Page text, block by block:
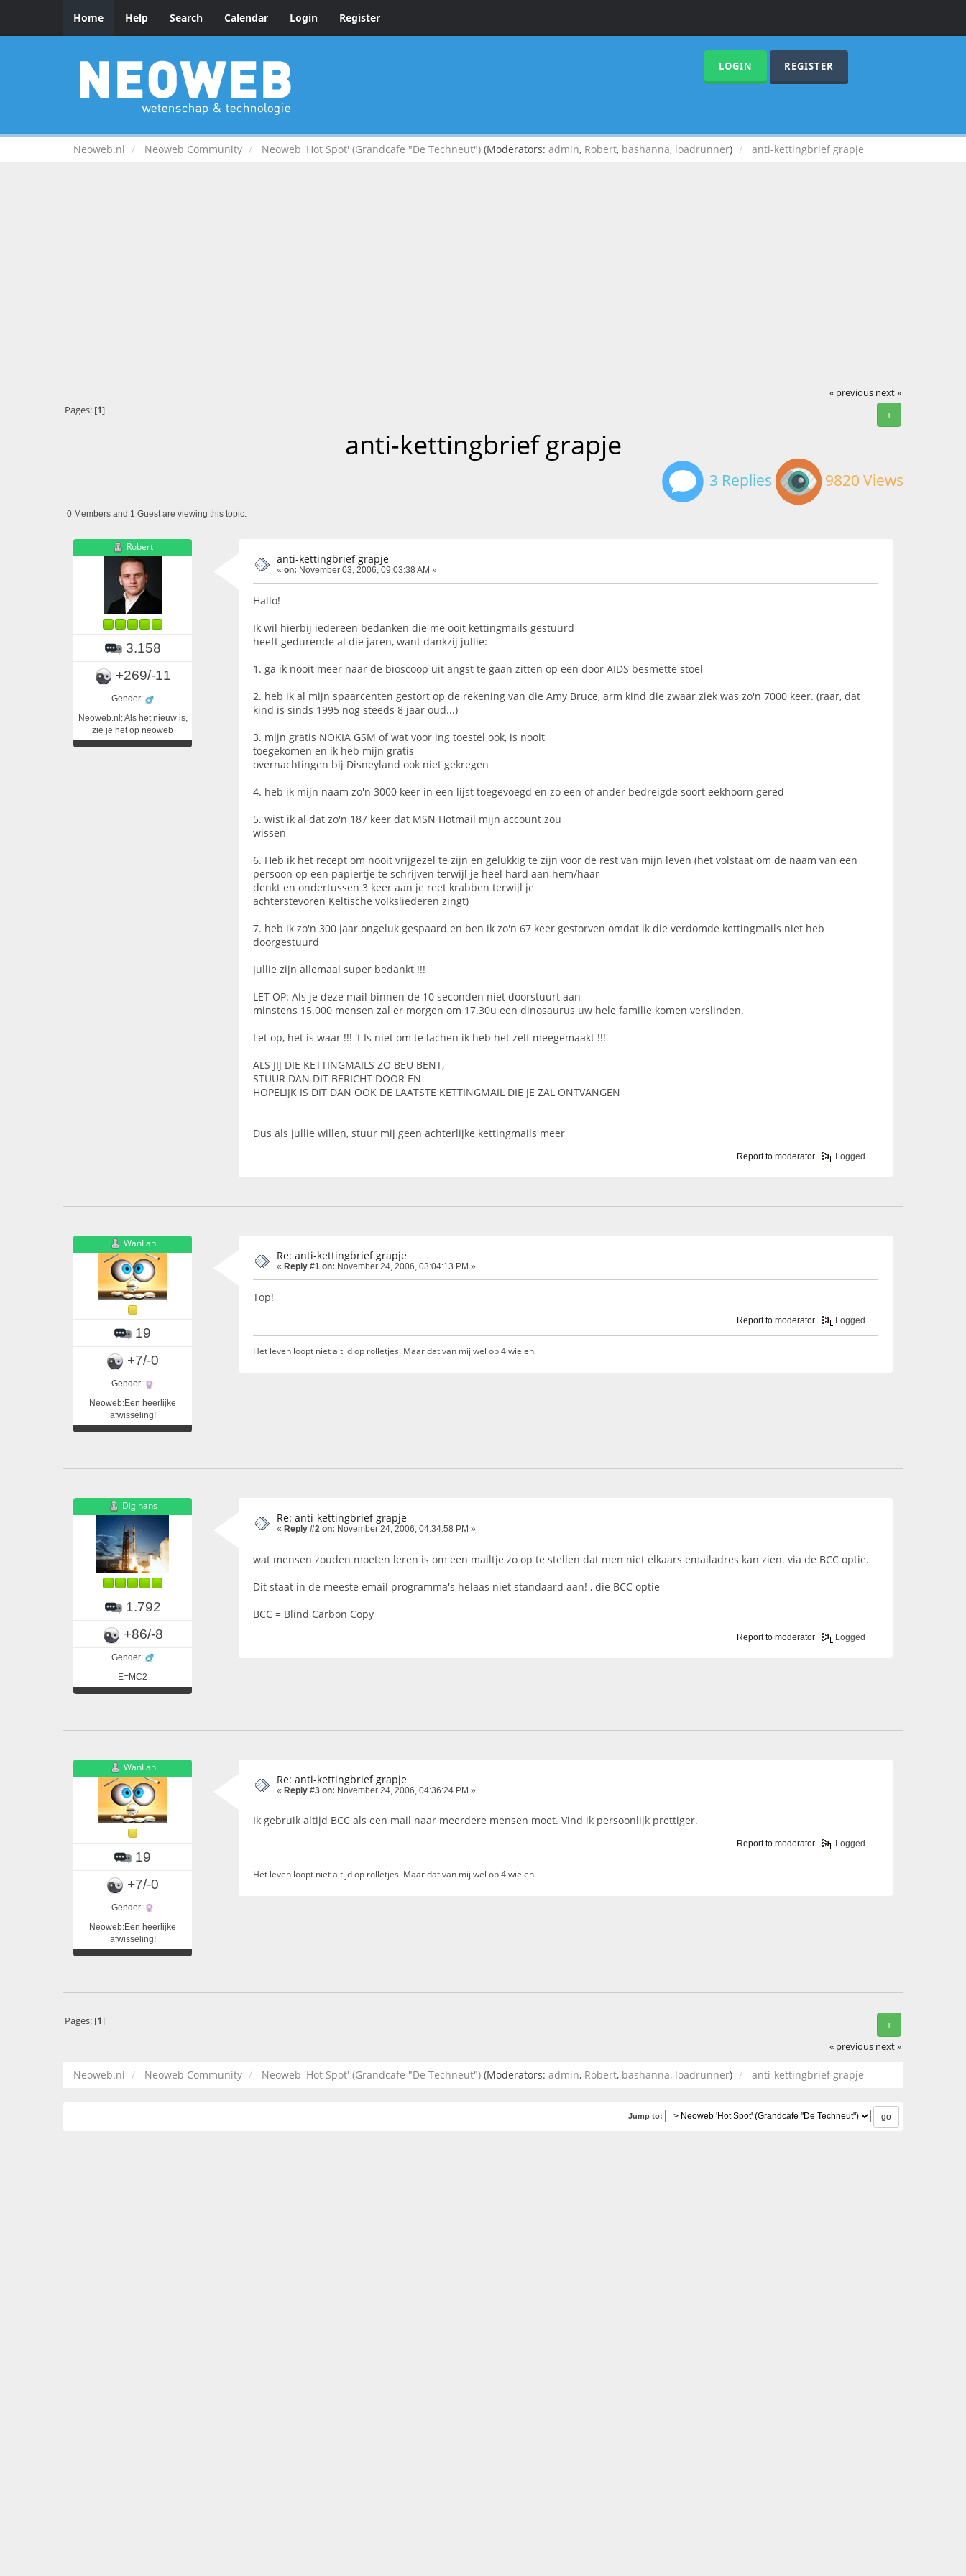
Home Help Search Calendar Login Register
LOGIN REGISTER
Neoweb.nl Neoweb Community Neoweb 'Hot Spot' (Grandcafe "De Techneut") (Moderators: admin, Robert, bashanna, loadrunner) anti-kettingbrief grapje
« previous next »
+
Pages: [1]
anti-kettingbrief grapje
3 Replies 9820 Views
0 Members and 1 Guest are viewing this topic.
Robert
3.158
+269/-11
Gender:
Neoweb.nl: Als het nieuw is,
zie je het op neoweb
anti-kettingbrief grapje
« on: November 03, 2006, 09:03:38 AM »
Hallo!
Ik wil hierbij iedereen bedanken die me ooit kettingmails gestuurd
heeft gedurende al die jaren, want dankzij jullie:
1. ga ik nooit meer naar de bioscoop uit angst te gaan zitten op een door AIDS besmette stoel
2. heb ik al mijn spaarcenten gestort op de rekening van die Amy Bruce, arm kind die zwaar ziek was zo'n 7000 keer. (raar, dat
kind is sinds 1995 nog steeds 8 jaar oud...)
3. mijn gratis NOKIA GSM of wat voor ing toestel ook, is nooit
toegekomen en ik heb mijn gratis
overnachtingen bij Disneyland ook niet gekregen
4. heb ik mijn naam zo'n 3000 keer in een lijst toegevoegd en zo een of ander bedreigde soort eekhoorn gered
5. wist ik al dat zo'n 187 keer dat MSN Hotmail mijn account zou
wissen
6. Heb ik het recept om nooit vrijgezel te zijn en gelukkig te zijn voor de rest van mijn leven (het volstaat om de naam van een
persoon op een papiertje te schrijven terwijl je heel hard aan hem/haar
denkt en ondertussen 3 keer aan je reet krabben terwijl je
achterstevoren Keltische volksliederen zingt)
7. heb ik zo'n 300 jaar ongeluk gespaard en ben ik zo'n 67 keer gestorven omdat ik die verdomde kettingmails niet heb
doorgestuurd
Jullie zijn allemaal super bedankt !!!
LET OP: Als je deze mail binnen de 10 seconden niet doorstuurt aan
minstens 15.000 mensen zal er morgen om 17.30u een dinosaurus uw hele familie komen verslinden.
Let op, het is waar !!! 't Is niet om te lachen ik heb het zelf meegemaakt !!!
ALS JIJ DIE KETTINGMAILS ZO BEU BENT,
STUUR DAN DIT BERICHT DOOR EN
HOPELIJK IS DIT DAN OOK DE LAATSTE KETTINGMAIL DIE JE ZAL ONTVANGEN
Dus als jullie willen, stuur mij geen achterlijke kettingmails meer
Report to moderator Logged
WanLan
19
+7/-0
Gender:
Neoweb:Een heerlijke
afwisseling!
Re: anti-kettingbrief grapje
« Reply #1 on: November 24, 2006, 03:04:13 PM »
Top!
Report to moderator Logged
Het leven loopt niet altijd op rolletjes. Maar dat van mij wel op 4 wielen.
Digihans
1.792
+86/-8
Gender:
E=MC2
Re: anti-kettingbrief grapje
« Reply #2 on: November 24, 2006, 04:34:58 PM »
wat mensen zouden moeten leren is om een mailtje zo op te stellen dat men niet elkaars emailadres kan zien. via de BCC optie.
Dit staat in de meeste email programma's helaas niet standaard aan! , die BCC optie
BCC = Blind Carbon Copy
Report to moderator Logged
WanLan
19
+7/-0
Gender:
Neoweb:Een heerlijke
afwisseling!
Re: anti-kettingbrief grapje
« Reply #3 on: November 24, 2006, 04:36:24 PM »
Ik gebruik altijd BCC als een mail naar meerdere mensen moet. Vind ik persoonlijk prettiger.
Report to moderator Logged
Het leven loopt niet altijd op rolletjes. Maar dat van mij wel op 4 wielen.
+
Pages: [1]
« previous next »
Neoweb.nl Neoweb Community Neoweb 'Hot Spot' (Grandcafe "De Techneut") (Moderators: admin, Robert, bashanna, loadrunner) anti-kettingbrief grapje
Jump to: